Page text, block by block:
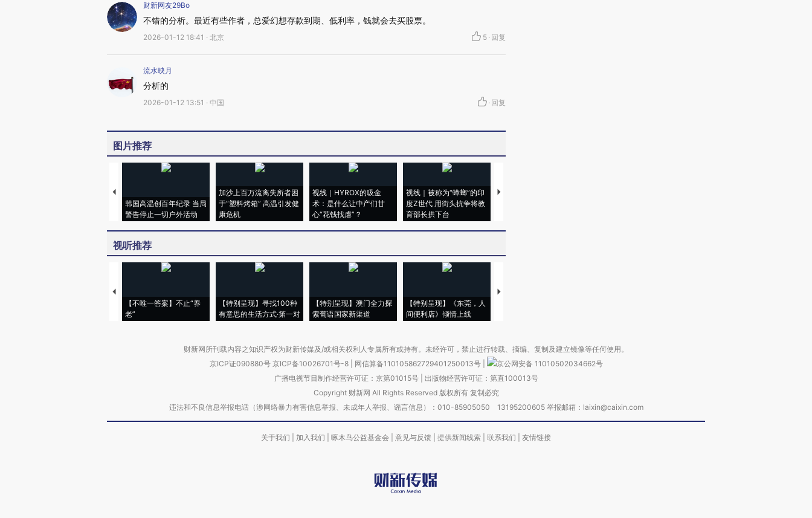
财新网友29Bo
不错的分析。最近有些作者，总爱幻想存款到期、低利率，钱就会去买股票。
2026-01-12 18:41 · 北京 5 · 回复
流水映月
分析的
2026-01-12 13:51 · 中国 · 回复
图片推荐
韩国高温创百年纪录 当局
警告停止一切户外活动
加沙上百万流离失所者困
于“塑料烤箱” 高温引发健
康危机
视线｜HYROX的吸金
术：是什么让中产们甘
心“花钱找虐”？
视线｜被称为“蟑螂”的印
度Z世代 用街头抗争将教
育部长拱下台
视线｜“入侵”还是“人道危
视听推荐
【不唯一答案】不止“养
老”
【特别呈现】寻找100种
有意思的生活方式·第一对
【特别呈现】澳门全力探
索葡语国家新渠道
【特别呈现】《东莞，人
间便利店》倾情上线
【推广】走进第四届链博
财新网所刊载内容之知识产权为财新传媒及/或相关权利人专属所有或持有。未经许可，禁止进行转载、摘编、复制及建立镜像等任何使用。
京ICP证090880号 京ICP备10026701号-8 网信算备110105862729401250013号
京公网安备 11010502034662号
广播电视节目制作经营许可证：京第01015号| 出版物经营许可证：第直100013号
Copyright 财新网 All Rights Reserved 版权所有 复制必究
违法和不良信息举报电话（涉网络暴力有害信息举报、未成年人举报、谣言信息）：010-85905050 13195200605 举报邮箱：laixin@caixin.com
关于我们 加入我们 啄木鸟公益基金会 意见与反馈 提供新闻线索 联系我们 友情链接